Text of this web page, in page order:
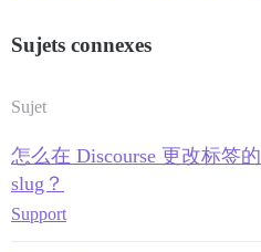
Sujets connexes
Sujet
怎么在 Discourse 更改标签的
slug？
Support